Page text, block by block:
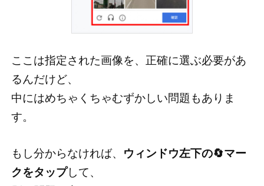
ここは指定された画像を、正確に選ぶ必要があ
るんだけど、
中にはめちゃくちゃむずかしい問題もありま
す。
もし分からなければ、
ウィンドウ左下の🔄マー
クをタップして、